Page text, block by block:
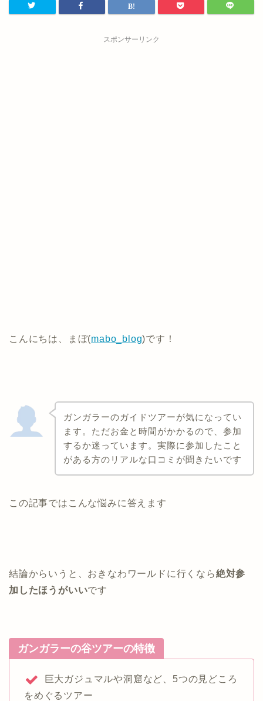
スポンサーリンク
こんにちは、まぼ(mabo_blog)です！
ガンガラーのガイドツアーが気になってい
ます。ただお金と時間がかかるので、参加
するか迷っています。実際に参加したこと
がある方のリアルな口コミが聞きたいです
この記事ではこんな悩みに答えます
結論からいうと、おきなわワールドに行くなら絶対参
加したほうがいいです
ガンガラーの谷ツアーの特徴
巨大ガジュマルや洞窟など、5つの見どころ
をめぐるツアー